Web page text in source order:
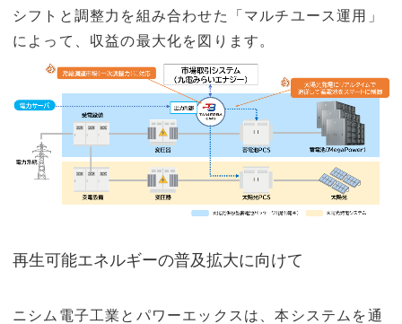
シフトと調整力を組み合わせた「マルチユース運用」
によって、収益の最大化を図ります。
再生可能エネルギーの普及拡大に向けて
ニシム電子工業とパワーエックスは、本システムを通